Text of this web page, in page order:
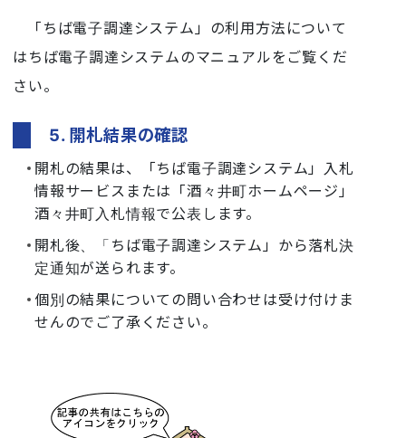
「ちば電子調達システム」の利用方法について
はちば電子調達システムのマニュアルをご覧くだ
さい。
5. 開札結果の確認
開札の結果は、「ちば電子調達システム」入札
情報サービスまたは「酒々井町ホームページ」
酒々井町入札情報で公表します。
開札後、「ちば電子調達システム」から落札決
定通知が送られます。
個別の結果についての問い合わせは受け付けま
せんのでご了承ください。